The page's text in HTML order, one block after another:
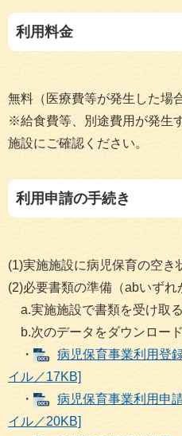
利用料金
無料（医療費等が発生した場
※給食費等、別途費用が発生
施設にご確認ください。
利用申請の手続き
(1)実施施設に病児保育の空き
(2)必要書類の準備（abいずれ
a.実施施設で書類を受け取る
b.次のデータをダウンロー
・
病児保育事業利用登
イル／17KB]
・​
病児保育事業利用申
イル／20KB]